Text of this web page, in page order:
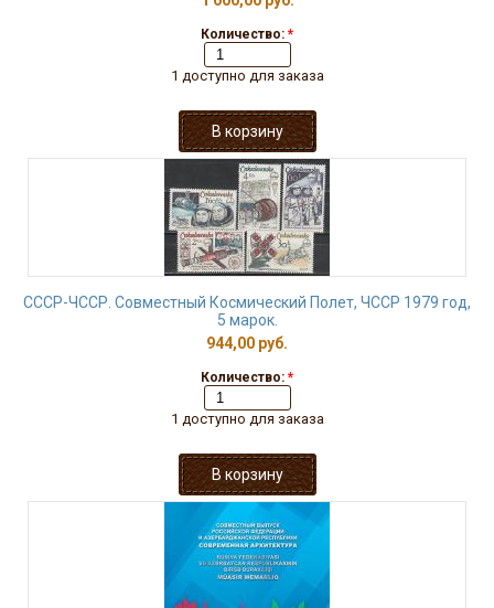
Количество: *
1 доступно для заказа
СССР-ЧССР. Совместный Космический Полет, ЧССР 1979 год,
5 марок.
944,00 руб.
Количество: *
1 доступно для заказа